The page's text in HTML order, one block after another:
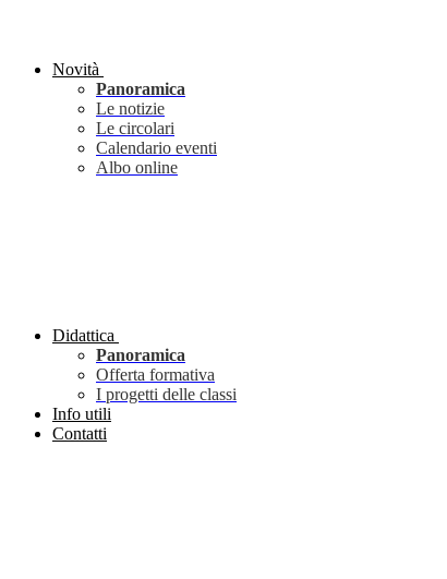
Novità
Panoramica
Le notizie
Le circolari
Calendario eventi
Albo online
Didattica
Panoramica
Offerta formativa
I progetti delle classi
Info utili
Contatti